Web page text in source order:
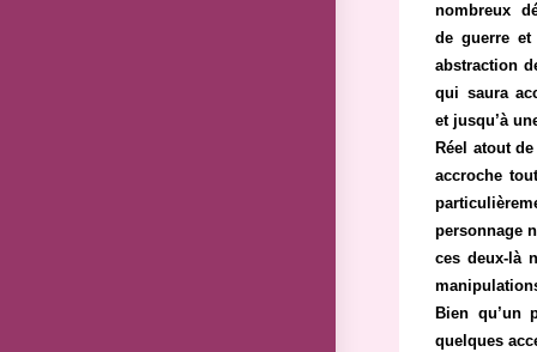
nombreux
de guerre
abstraction
qui saura
et jusqu’à
Réel atout
accroche
personnage
ces deux-là
Bien qu’un
quelques